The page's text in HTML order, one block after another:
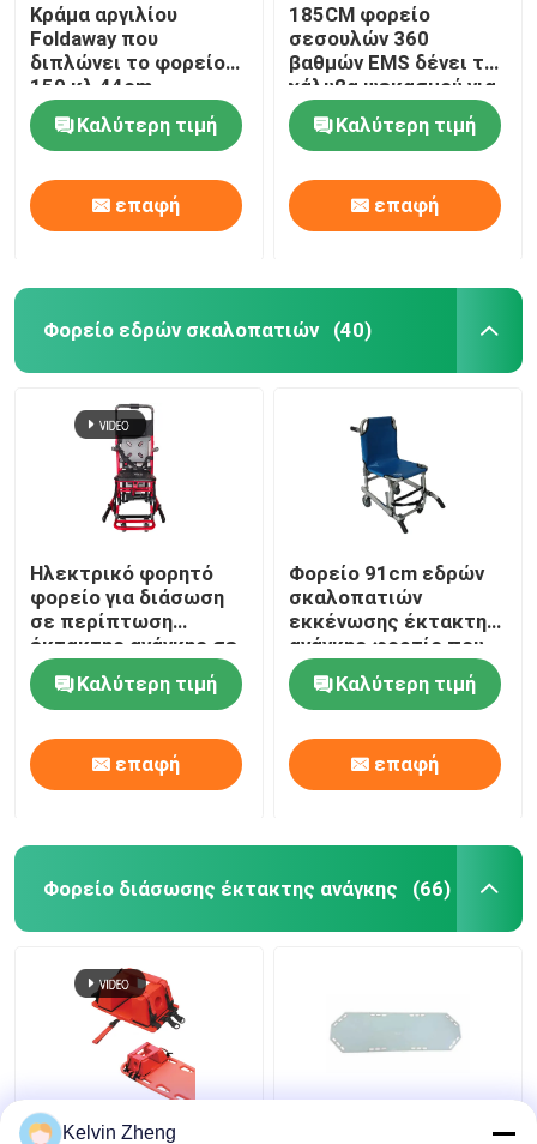
Χειρωνακτικά νοσοκομειακά κρεβάτια
Ηλεκτρικά κρεβάτια εξέτασης
Χειρουργικός λειτουργών πίνακας
Καροτσάκι ιατρικού εξοπλισμού
Κινητό φορείο έκτακτης ανάγκης
Ιατρικά έπιπλα νοσοκομείων
Κράμα αργιλίου
Foldaway που
διπλώνει το φορείο
159 κλ 44cm
σεσουλών
Καλύτερη τιμή
επαφή
185CM φορείο
σεσουλών 360
βαθμών EMS δένει το
χάλυβα ψεκασμού για
την υπομονετική
μεταφοράΚαλύτερη τιμή
επαφή
Φορείο εδρών σκαλοπατιών (40)
Ηλεκτρικό φορητό
φορείο για διάσωση
σε περίπτωση
έκτακτης ανάγκης σε
σκάλες και
διαδρόμους
Καλύτερη τιμή
επαφή
Φορείο 91cm εδρών
σκαλοπατιών
εκκένωσης έκτακτης
ανάγκης φορτίο που
αντέχει 159KG
Καλύτερη τιμή
επαφή
Φορείο διάσωσης έκτακτης ανάγκης (66)
Kelvin Zheng